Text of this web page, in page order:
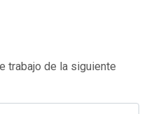
trabajo de la siguiente